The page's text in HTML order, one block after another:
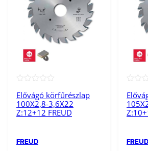
Elővágó körfűrészlap
100X2,8-3,6X22
Z:12+12 FREUD
FREUD FREUD